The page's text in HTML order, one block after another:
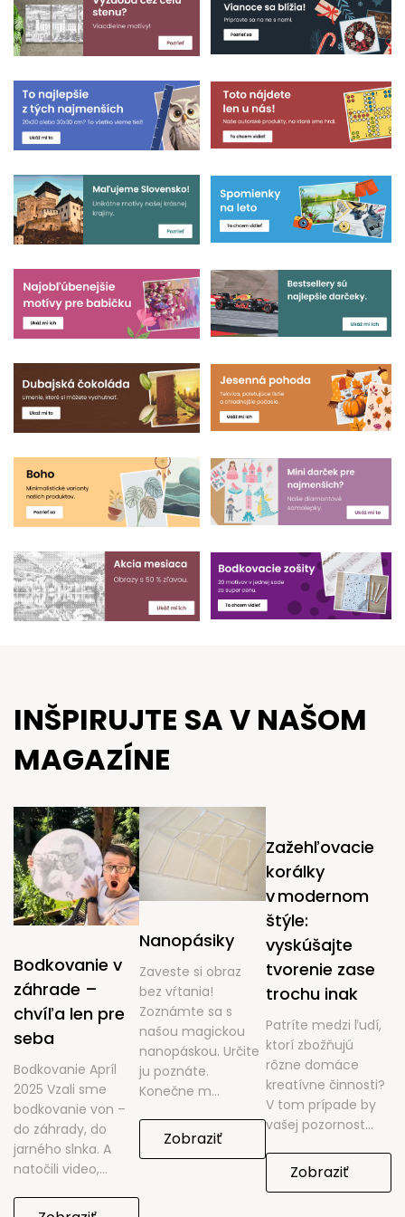
INŠPIRUJTE SA V NAŠOM
MAGAZÍNE
Bodkovanie v
záhrade –
chvíľa len pre
seba
Bodkovanie Apríl
2025 Vzali sme
bodkovanie von –
do záhrady, do
jarného slnka. A
natočili video,...
Nanopásiky
Zaveste si obraz
bez vŕtania!
Zoznámte sa s
našou magickou
nanopáskou. Určite
ju poznáte.
Konečne m...
Zobraziť
Zažehľovacie
korálky
v modernom
štýle:
vyskúšajte
tvorenie zase
trochu inak
Patríte medzi ľudí,
ktorí zbožňujú
rôzne domáce
kreatívne činnosti?
V tom prípade by
vašej pozornost...
Zobraziť